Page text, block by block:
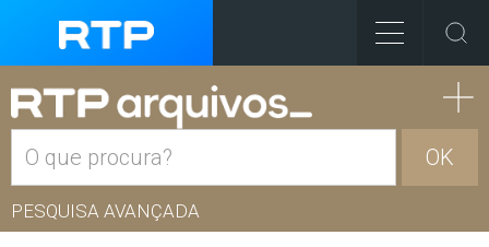
OK
PESQUISA AVANÇADA